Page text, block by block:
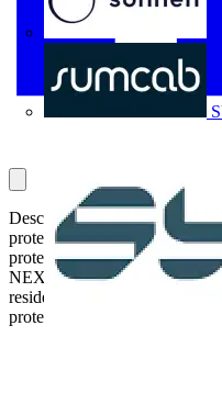
Descubre la nueva serie
protección contra
protección Imax de hasta 40
NEXT, ofrece seguridad y
residenciales y terciarias.
protección en tus proyectos?